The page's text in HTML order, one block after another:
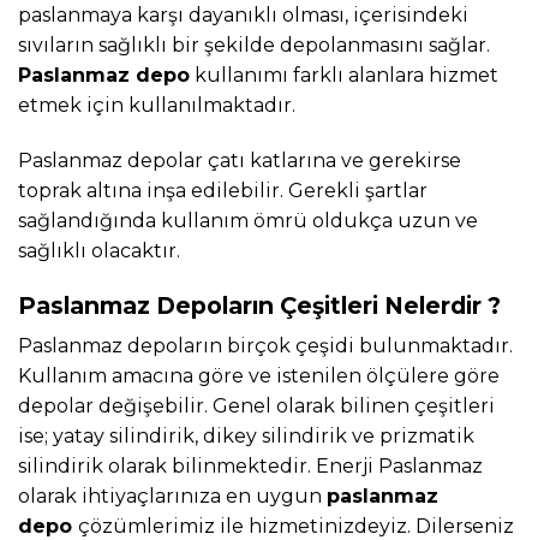
paslanmaya karşı dayanıklı olması, içerisindeki
sıvıların sağlıklı bir şekilde depolanmasını sağlar.
Paslanmaz depo kullanımı farklı alanlara hizmet
etmek için kullanılmaktadır.
Paslanmaz depolar çatı katlarına ve gerekirse
toprak altına inşa edilebilir. Gerekli şartlar
sağlandığında kullanım ömrü oldukça uzun ve
sağlıklı olacaktır.
Paslanmaz Depoların Çeşitleri Nelerdir ?
Paslanmaz depoların birçok çeşidi bulunmaktadır.
Kullanım amacına göre ve istenilen ölçülere göre
depolar değişebilir. Genel olarak bilinen çeşitleri
ise; yatay silindirik, dikey silindirik ve prizmatik
silindirik olarak bilinmektedir. Enerji Paslanmaz
olarak ihtiyaçlarınıza en uygun paslanmaz
depo çözümlerimiz ile hizmetinizdeyiz. Dilerseniz